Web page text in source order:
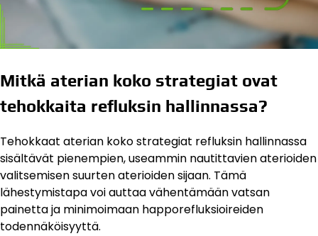
Mitkä aterian koko strategiat ovat
tehokkaita refluksin hallinnassa?
Tehokkaat aterian koko strategiat refluksin hallinnassa
sisältävät pienempien, useammin nautittavien aterioiden
valitsemisen suurten aterioiden sijaan. Tämä
lähestymistapa voi auttaa vähentämään vatsan
painetta ja minimoimaan happorefluksioireiden
todennäköisyyttä.